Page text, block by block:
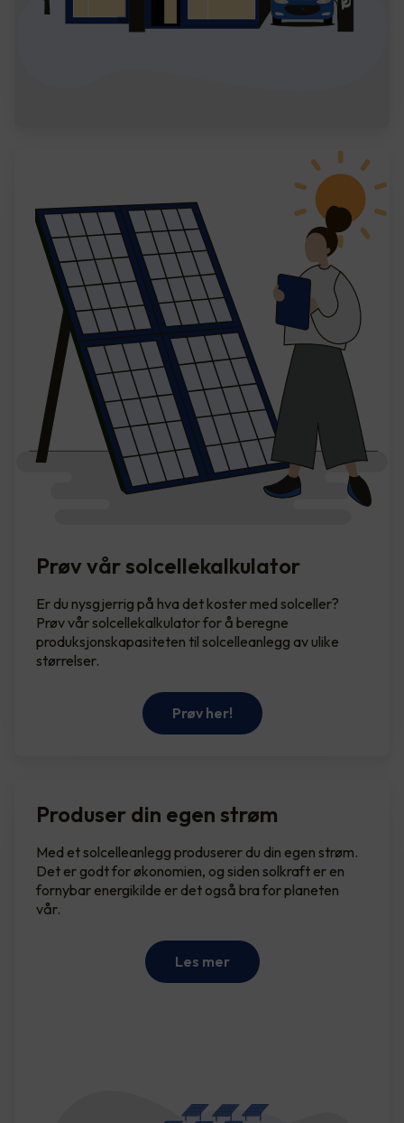
Prøv vår solcellekalkulator
Er du nysgjerrig på hva det koster med solceller?
Prøv vår solcellekalkulator for å beregne
produksjonskapasiteten til solcelleanlegg av ulike
størrelser.
Prøv her!
Produser din egen strøm
Med et solcelleanlegg produserer du din egen strøm.
Det er godt for økonomien, og siden solkraft er en
fornybar energikilde er det også bra for planeten
vår.
Les mer